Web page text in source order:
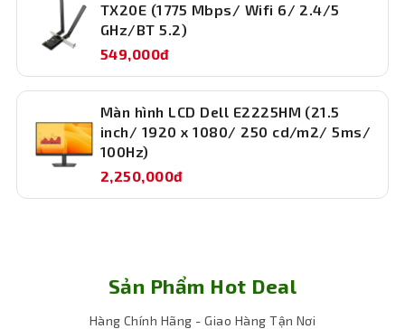
chóng, mở ứng dụng gần như ngay lập tức và tăng cường
hiệu suất tổng thể. So với ổ HDD truyền thống, SSD
không chỉ nhanh gấp nhiều lần mà còn bền bỉ, an toàn
cho dữ liệu. Dung lượng 256GB phù hợp để lưu trữ hệ
quan trọng.
Đồ họa tích hợp Intel UHD Graphics 730
Máy sử dụng Intel UHD Graphics 730 tích hợp sẵn trong
CPU, đáp ứng tốt các nhu cầu hiển thị văn bản, hình ảnh,
hình văn phòng khác nhau, kể cả màn hình 4K.
Thiết kế gọn gàng – Tối ưu cho không gian
văn phòng
TX20E (1775 Mbps/ Wifi 6/ 2.4/5
GHz/BT 5.2)
549,000đ
Màn hình LCD Dell E2225HM (21.5
inch/ 1920 x 1080/ 250 cd/m2/ 5ms/
100Hz)
2,250,000đ
Sản Phẩm Hot Deal
Hàng Chính Hãng - Giao Hàng Tận Nơi